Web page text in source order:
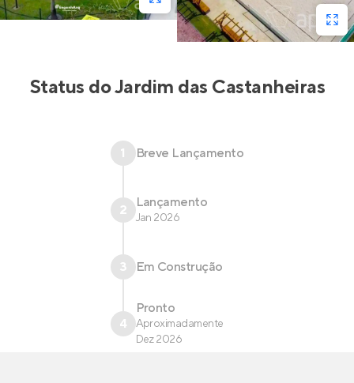
Status doJardim das Castanheiras
1 Breve Lançamento
2 Lançamento
Jan 2026
3 Em Construção
4
Pronto
Aproximadamente
Dez 2026